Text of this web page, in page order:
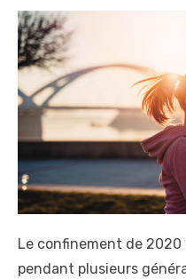
o
n
Le confinement de
pendant plusieurs